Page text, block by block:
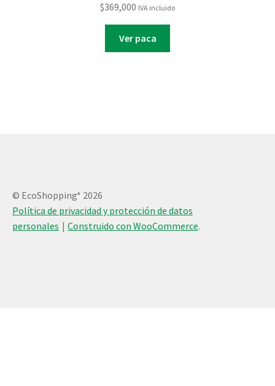
$369,000 IVA incluido
Ver paca
© EcoShopping* 2026
Política de privacidad y protección de datos
personales
Construido con WooCommerce.